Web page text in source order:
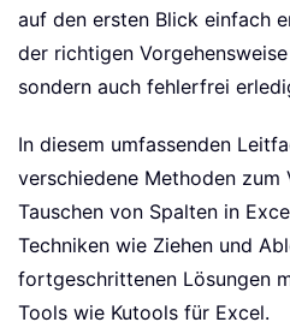
auf den ersten Blick einfach
der richtigen
sondern auch fehlerfrei
In diesem umfassenden
verschiedene Methoden zum
Tauschen von Spalten in
Techniken wie Ziehen und
fortgeschrittenen Lösungen
Tools wie Kutools für Excel.